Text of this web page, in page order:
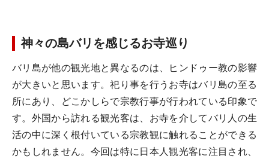
神々の島バリを感じるお寺巡り
バリ島が他の観光地と異なるのは、ヒンドゥー教の影響
が大きいと思います。祀り事を行うお寺はバリ島の至る
所にあり、どこかしらで宗教行事が行われている印象で
す。外国から訪れる観光客は、お寺を介してバリ人の生
活の中に深く根付いている宗教観に触れることができる
かもしれません。今回は特に日本人観光客に注目され、